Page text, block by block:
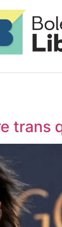
trans